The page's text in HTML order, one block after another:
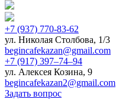
+7 (937) 770-83-62
ул. Николая Столбова, 1/3
begincafekazan@gmail.com
+7 (917) 397‒74‒94
ул. Алексея Козина, 9
begincafekazan2@gmail.com
Задать вопрос